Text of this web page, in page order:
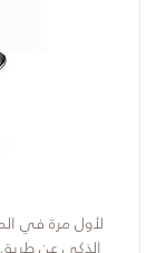
​لأول مرة في